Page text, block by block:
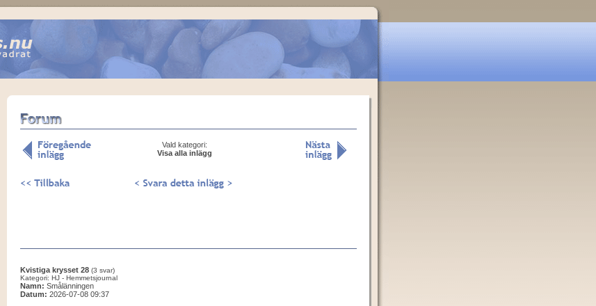
Vald kategori:
Visa alla inlägg
Kvistiga krysset 28 (3 svar)
Kategori: HJ - Hemmetsjournal
Namn: Smålänningen
Datum: 2026-07-08 09:37